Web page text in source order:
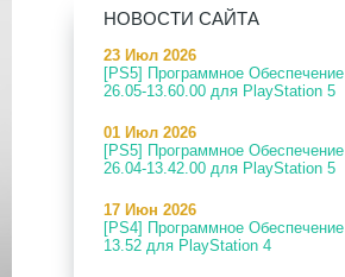
НОВОСТИ САЙТА
23 Июл 2026
[PS5] Программное Обеспечение
26.05-13.60.00 для PlayStation 5
01 Июл 2026
[PS5] Программное Обеспечение
26.04-13.42.00 для PlayStation 5
17 Июн 2026
[PS4] Программное Обеспечение
13.52 для PlayStation 4